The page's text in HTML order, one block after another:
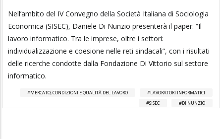
Nell’ambito del IV Convegno della Società Italiana di Sociologia
Economica (SISEC), Daniele Di Nunzio presenterà il paper: “Il
lavoro informatico. Tra le imprese, oltre i settori:
individualizzazione e coesione nelle reti sindacali”, con i risultati
delle ricerche condotte dalla Fondazione Di Vittorio sul settore
informatico.
MERCATO, CONDIZIONI E QUALITÀ DEL LAVORO
LAVORATORI INFORMATICI
SISEC
DI NUNZIO